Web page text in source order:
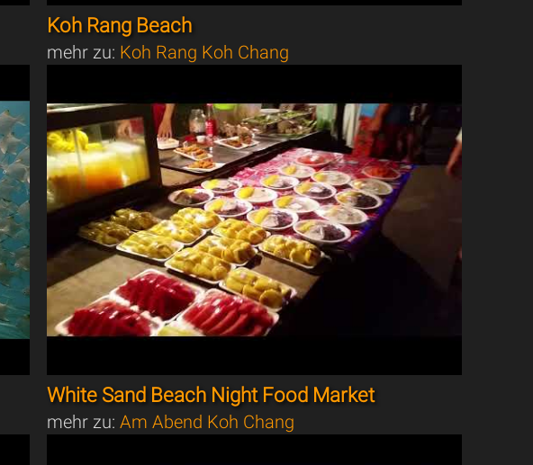
Koh Rang Beach
mehr zu: Koh Rang Koh Chang
White Sand Beach Night Food Market
mehr zu:Am Abend Koh Chang